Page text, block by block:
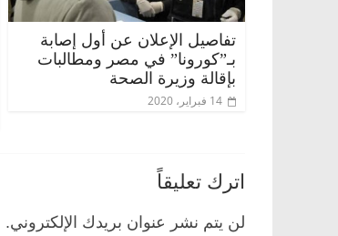
تفاصيل الإعلان عن أول إصابة
بـ”كورونا” في مصر ومطالبات
بإقالة وزيرة الصحة
14 فبراير، 2020
اترك تعليقاً
لن يتم نشر عنوان بريدك الإلكتروني.